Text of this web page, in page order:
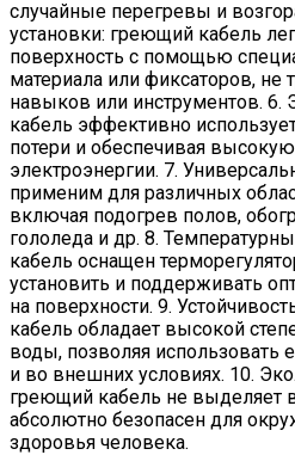
случайные перегревы и
установки: греющий кабель
поверхность с помощью
материала или фиксаторов, не
навыков или инструментов. 6.
кабель эффективно
потери и обеспечивая
электроэнергии. 7.
применим для различных
включая подогрев полов,
гололеда и др. 8.
кабель оснащен
установить и поддерживать
на поверхности. 9.
кабель обладает высокой
воды, позволяя использовать
и во внешних условиях. 10.
греющий кабель не выделяет
абсолютно безопасен для
здоровья человека.